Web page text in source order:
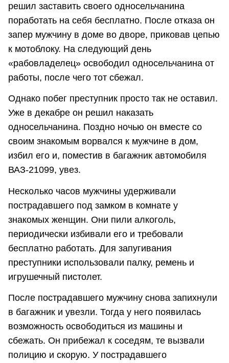
решил заставить своего односельчанина
поработать на себя бесплатно. После отказа он
запер мужчину в доме во дворе, приковав цепью
к мотоблоку. На следующий день
«рабовладелец» освободил односельчанина от
работы, после чего тот сбежал.
Однако побег преступник просто так не оставил.
Уже в декабре он решил наказать
односельчанина. Поздно ночью он вместе со
своим знакомым ворвался к мужчине в дом,
избил его и, поместив в багажник автомобиля
ВАЗ-21099, увез.
Несколько часов мужчины удерживали
пострадавшего под замком в комнате у
знакомых женщин. Они пили алкоголь,
периодически избивали его и требовали
бесплатно работать. Для запугивания
преступники использовали палку, ремень и
игрушечный пистолет.
После пострадавшего мужчину снова запихнули
в багажник и увезли. Тогда у него появилась
возможность освободиться из машины и
сбежать. Он прибежал к соседям, те вызвали
полицию и скорую. У пострадавшего